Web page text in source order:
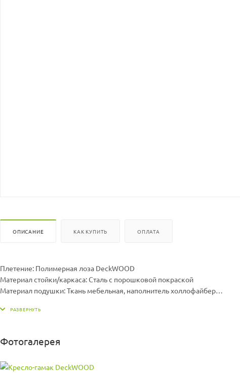
ОПИСАНИЕ КАК КУПИТЬ ОПЛАТА
Плетение: Полимерная лоза DeckWOOD
Материал стойки/каркаса: Сталь с порошковой покраской
Материал подушки: Ткань мебельная, наполнитель холлофайбер
Размер подушки ДхШхВ, мм: 1000 х 1000 х 70
Максимальная нагрузка, кг: 150
Фотогалерея